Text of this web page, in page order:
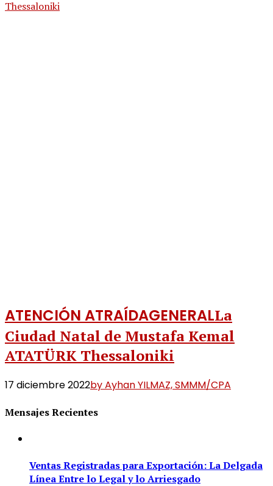
ATENCIÓN ATRAÍDAGENERALLa
Ciudad Natal de Mustafa Kemal
ATATÜRK Thessaloniki
17 diciembre 2022by Ayhan YILMAZ, SMMM/CPA
Mensajes Recientes
Ventas Registradas para Exportación: La Delgada
Línea Entre lo Legal y lo Arriesgado